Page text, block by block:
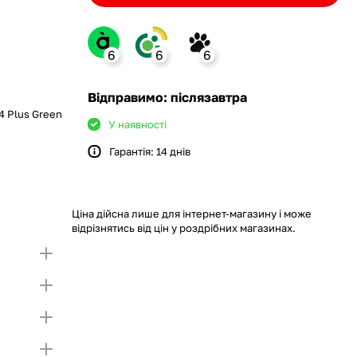
Plus Green
6 6
частини платежу та Першого
6
першої частини платежу та Першого
Відправимо: післязавтра
У наявності
Гарантія: 14 днів
Ціна дійсна лише для інтернет-магазину і може
відрізнятись від цін у роздрібних магазинах.